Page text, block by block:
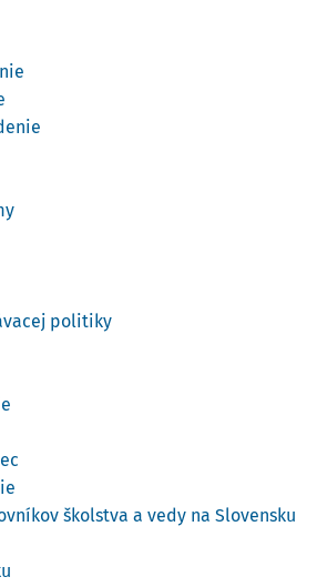
politiky
školstva a vedy na Slovensku